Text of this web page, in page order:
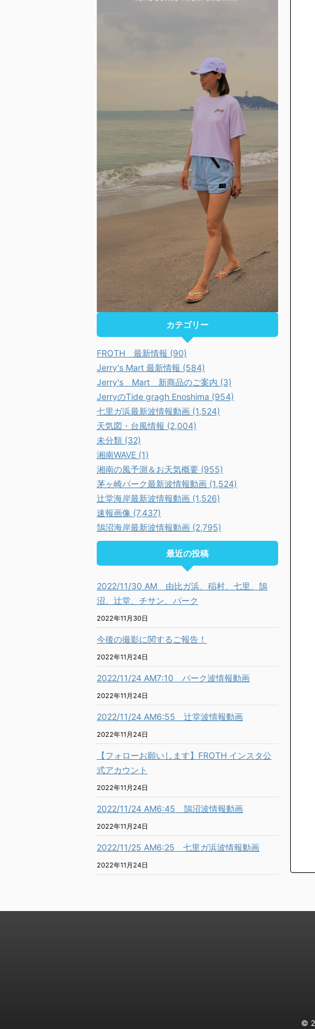
カテゴリー
FROTH 最新情報 (90)
Jerry's Mart 最新情報 (584)
Jerry's Mart 新商品のご案内 (3)
JerryのTide gragh Enoshima (954)
七里ガ浜最新波情報動画 (1,524)
天気図・台風情報 (2,004)
未分類 (32)
湘南WAVE (1)
湘南の風予測＆お天気概要 (955)
茅ヶ崎パーク最新波情報動画 (1,524)
辻堂海岸最新波情報動画 (1,526)
速報画像 (7,437)
鵠沼海岸最新波情報動画 (2,795)
最近の投稿
2022/11/30 AM 由比ガ浜、稲村、七里、鵠
沼、辻堂、チサン、パーク
2022年11月30日
今後の撮影に関するご報告！
2022年11月24日
2022/11/24 AM7:10 パーク波情報動画
2022年11月24日
2022/11/24 AM6:55 辻堂波情報動画
2022年11月24日
【フォローお願いします】FROTH インスタ公
式アカウント
2022年11月24日
2022/11/24 AM6:45 鵠沼波情報動画
2022年11月24日
2022/11/25 AM6:25 七里ガ浜波情報動画
2022年11月24日
©